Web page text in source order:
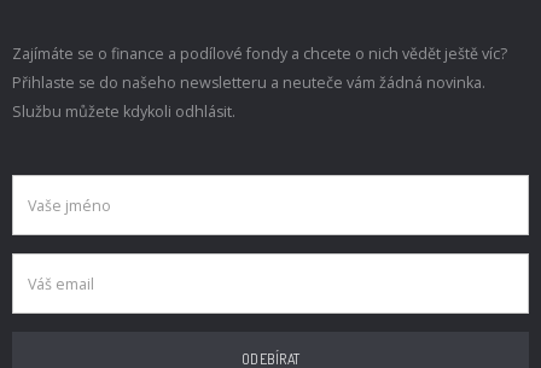
Zajímáte se o finance a podílové fondy a chcete o nich vědět ještě víc?
Přihlaste se do našeho newsletteru a neuteče vám žádná novinka.
Službu můžete kdykoli odhlásit.